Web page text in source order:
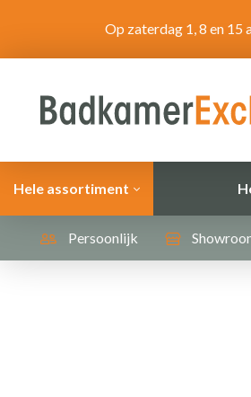
Op zaterdag 1, 8 en 15
Hele assortiment
Persoonlijk